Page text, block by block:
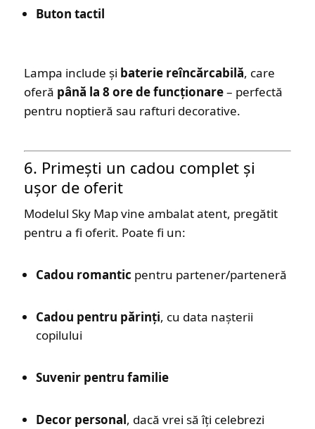
Buton tactil
Lampa include și baterie reîncărcabilă, care
oferă până la 8 ore de funcționare– perfectă
pentru noptieră sau rafturi decorative.
6. Primești un cadou complet și
ușor de oferit
Modelul Sky Map vine ambalat atent, pregătit
pentru a fi oferit. Poate fi un:
Cadou romantic pentru partener/parteneră
Cadou pentru părinți, cu data nașterii
copilului
Suvenir pentru familie
Decor personal, dacă vrei să îți celebrezi